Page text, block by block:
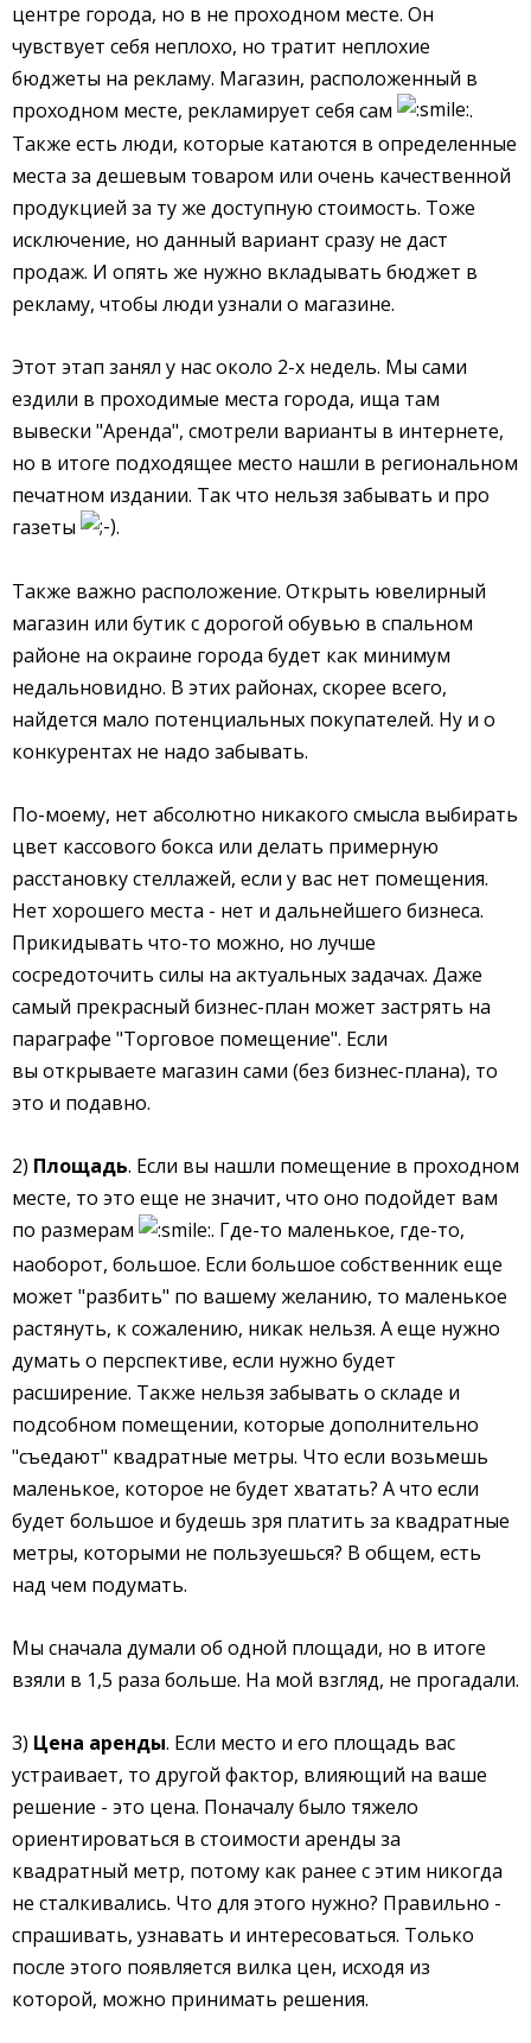
центре города, но в не проходном месте. Он
чувствует себя неплохо, но тратит неплохие
бюджеты на рекламу. Магазин, расположенный в
проходном месте, рекламирует себя сам
.
Также есть люди, которые катаются в определенные
места за дешевым товаром или очень качественной
продукцией за ту же доступную стоимость. Тоже
исключение, но данный вариант сразу не даст
продаж. И опять же нужно вкладывать бюджет в
рекламу, чтобы люди узнали о магазине.
Этот этап занял у нас около 2-х недель. Мы сами
ездили в проходимые места города, ища там
вывески "Аренда", смотрели варианты в интернете,
но в итоге подходящее место нашли в региональном
печатном издании. Так что нельзя забывать и про
газеты
.
Также важно расположение. Открыть ювелирный
магазин или бутик с дорогой обувью в спальном
районе на окраине города будет как минимум
недальновидно. В этих районах, скорее всего,
найдется мало потенциальных покупателей. Ну и о
конкурентах не надо забывать.
По-моему, нет абсолютно никакого смысла выбирать
цвет кассового бокса или делать примерную
расстановку стеллажей, если у вас нет помещения.
Нет хорошего места - нет и дальнейшего бизнеса.
Прикидывать что-то можно, но лучше
сосредоточить силы на актуальных задачах. Даже
самый прекрасный бизнес-план может застрять на
параграфе "Торговое помещение". Если
вы открываете магазин сами (без бизнес-плана), то
это и подавно.
2) Площадь. Если вы нашли помещение в проходном
месте, то это еще не значит, что оно подойдет вам
по размерам
. Где-то маленькое, где-то,
наоборот, большое. Если большое собственник еще
может "разбить" по вашему желанию, то маленькое
растянуть, к сожалению, никак нельзя. А еще нужно
думать о перспективе, если нужно будет
расширение. Также нельзя забывать о складе и
подсобном помещении, которые дополнительно
"съедают" квадратные метры. Что если возьмешь
маленькое, которое не будет хватать? А что если
будет большое и будешь зря платить за квадратные
метры, которыми не пользуешься? В общем, есть
над чем подумать.
Мы сначала думали об одной площади, но в итоге
взяли в 1,5 раза больше. На мой взгляд, не прогадали.
3) Цена аренды. Если место и его площадь вас
устраивает, то другой фактор, влияющий на ваше
решение - это цена. Поначалу было тяжело
ориентироваться в стоимости аренды за
квадратный метр, потому как ранее с этим никогда
не сталкивались. Что для этого нужно? Правильно -
спрашивать, узнавать и интересоваться. Только
после этого появляется вилка цен, исходя из
которой, можно принимать решения.